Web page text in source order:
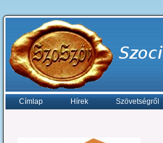
Címlap Hírek Szövetségről